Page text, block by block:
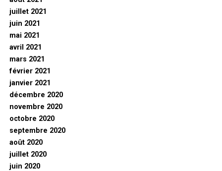
juillet 2021
juin 2021
mai 2021
avril 2021
mars 2021
février 2021
janvier 2021
décembre 2020
novembre 2020
octobre 2020
septembre 2020
août 2020
juillet 2020
juin 2020